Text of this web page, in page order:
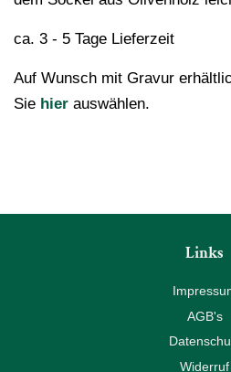
ca. 3 - 5 Tage Lieferzeit
Auf Wunsch mit Gravur
Sie hier auswählen.
Links
AGB's
Widerruf